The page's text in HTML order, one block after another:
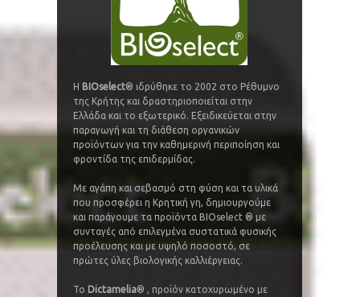
Η BIOselect® ιδρύθηκε το 2002 στο Ρέθυμνο
της Κρήτης και δραστηριοποιείται στην
Ελλάδα και το εξωτερικό. Εξειδικεύεται στην
παραγωγή και τη διάθεση οργανικών
προϊόντων για την καθημερινή περιποίηση και
φροντίδα της επιδερμίδας.
Με αγάπη και σεβασμό στη φύση και τα υλικά
που προσφέρει η Κρητική γη, δημιουργούμε
και παράγουμε τα προϊόντα BIOselect ® με
συνταγές από επιλεγμένα συστατικά φυσικής
προέλευσης και με υψηλό ποσοστό, σε
πρώτες ύλες βιολογικής καλλιέργειας.
To Dictamelia® , προϊόν κατοχυρωμένο με